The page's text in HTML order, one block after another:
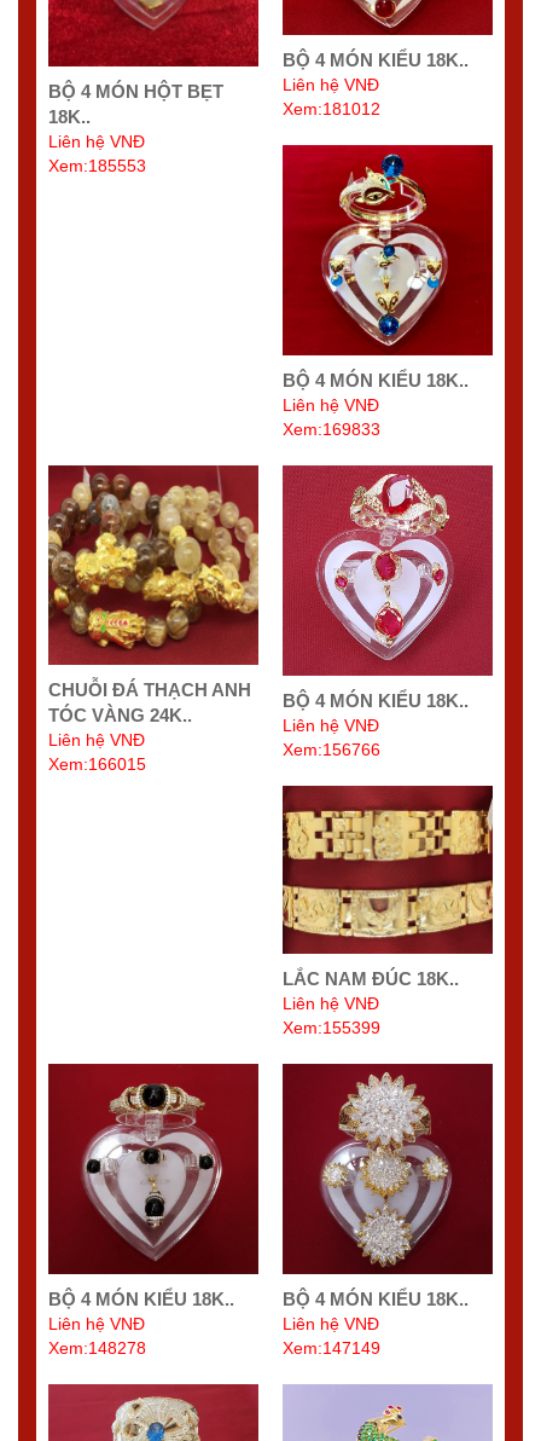
BỘ 4 MÓN HỘT BẸT
18K..
Liên hệ VNĐ
Xem:185553
BỘ 4 MÓN KIỂU 18K..
Liên hệ VNĐ
Xem:181012
BỘ 4 MÓN KIỂU 18K..
Liên hệ VNĐ
Xem:169833
CHUỖI ĐÁ THẠCH ANH
TÓC VÀNG 24K..
Liên hệ VNĐ
Xem:166015
BỘ 4 MÓN KIỂU 18K..
Liên hệ VNĐ
Xem:156766
LẮC NAM ĐÚC 18K..
Liên hệ VNĐ
Xem:155399
BỘ 4 MÓN KIỂU 18K..
Liên hệ VNĐ
Xem:148278
BỘ 4 MÓN KIỂU 18K..
Liên hệ VNĐ
Xem:147149